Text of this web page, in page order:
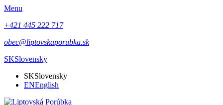
Menu
+421 445 222 717
obec@liptovskaporubka.sk
SKSlovensky
SKSlovensky
ENEnglish